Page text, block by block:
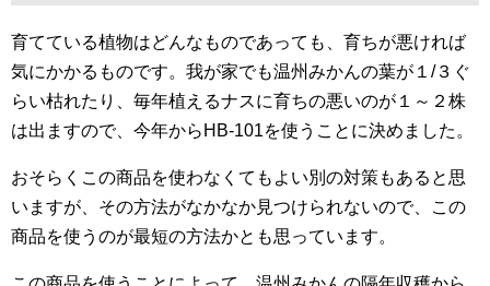
育てている植物はどんなものであっても、育ちが悪ければ
気にかかるものです。我が家でも温州みかんの葉が１/３ぐ
らい枯れたり、毎年植えるナスに育ちの悪いのが１～２株
は出ますので、今年からHB-101を使うことに決めました。
おそらくこの商品を使わなくてもよい別の対策もあると思
いますが、その方法がなかなか見つけられないので、この
商品を使うのが最短の方法かとも思っています。